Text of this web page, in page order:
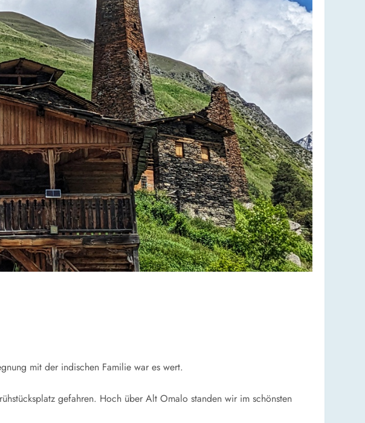
mit der indischen Familie war es wert.
gefahren. Hoch über Alt Omalo standen wir im schönsten